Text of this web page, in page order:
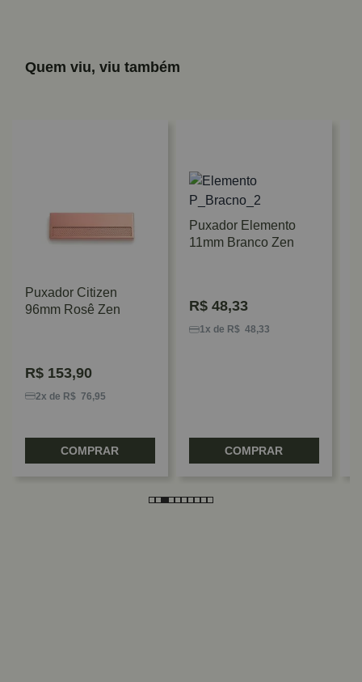
Quem viu, viu também
Puxador Citizen
96mm Rosê Zen
R$ 153,90
2x de R$ 76,95
COMPRAR
Puxador Elemento
11mm Branco Zen
R$ 48,33
1x de R$ 48,33
COMPRAR